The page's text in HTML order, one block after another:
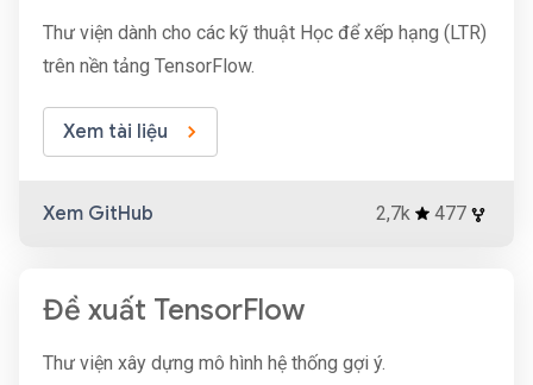
Thư viện dành cho các kỹ thuật Học để xếp hạng (LTR)
trên nền tảng TensorFlow.
Xem tài liệu
Xem GitHub 2,7k 477
Đề xuất TensorFlow
Thư viện xây dựng mô hình hệ thống gợi ý.